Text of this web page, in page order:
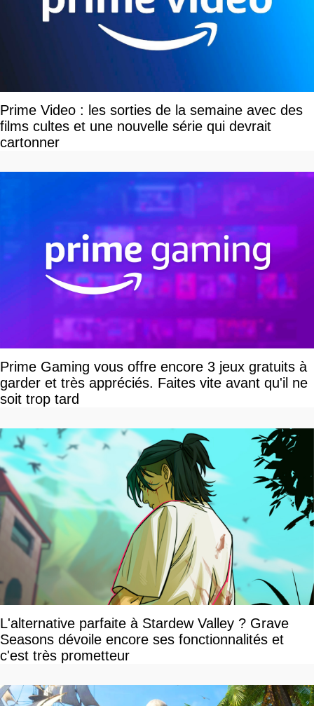
Prime Video : les sorties de la semaine avec des
films cultes et une nouvelle série qui devrait
cartonner
Prime Gaming vous offre encore 3 jeux gratuits à
garder et très appréciés. Faites vite avant qu'il ne
soit trop tard
L'alternative parfaite à Stardew Valley ? Grave
Seasons dévoile encore ses fonctionnalités et
c'est très prometteur